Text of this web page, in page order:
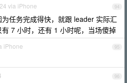
94
via iPhone
任务完成得快，就跟 leader 实际汇
7 小时，还有 1 小时呢，当场傻掉
95
iPhone
96